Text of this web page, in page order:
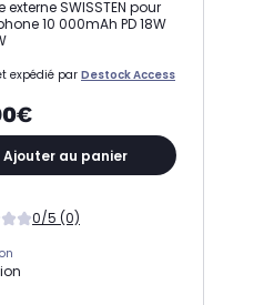
externe SWISSTEN pour
10 000mAh PD 18W
expédié par Destock Access
Ajouter au panier
0/5 (0)